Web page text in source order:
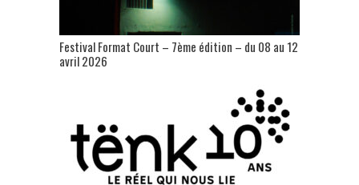
Festival Format Court – 7ème édition – du 08 au 12
avril 2026